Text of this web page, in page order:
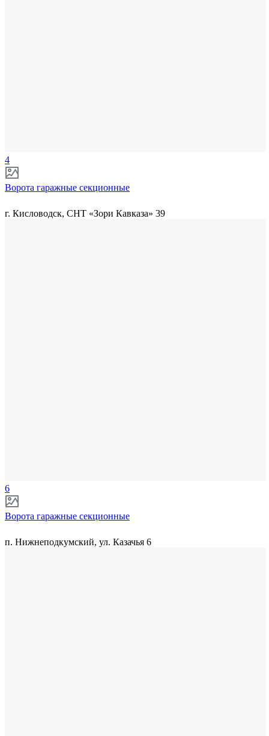
4
Ворота гаражные секционные
г. Кисловодск, СНТ «Зори Кавказа» 39
6
Ворота гаражные секционные
п. Нижнеподкумский, ул. Казачья 6